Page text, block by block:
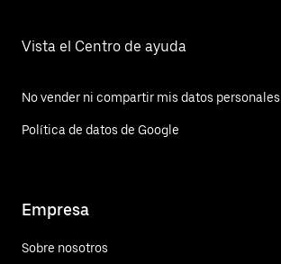
Vista el Centro de ayuda
No vender ni compartir mis datos personales
Política de datos de Google
Empresa
Sobre nosotros